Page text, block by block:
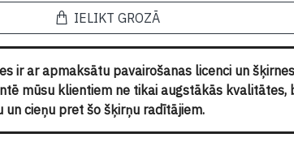
IELIKT GROZĀ
ir ar apmaksātu pavairošanas licenci un
mūsu klientiem ne tikai augstākās kvalitātes,
un cieņu pret šo šķirņu radītājiem.